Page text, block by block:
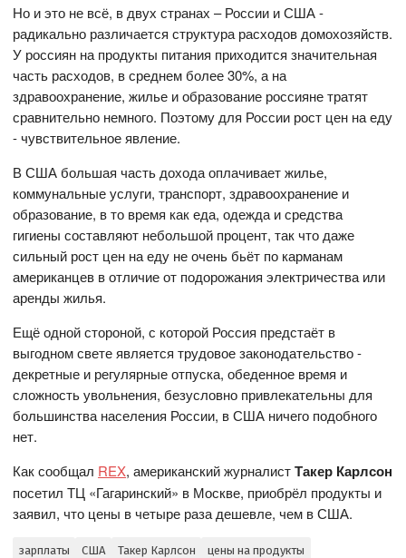
Но и это не всё, в двух странах – России и США -
радикально различается структура расходов домохозяйств.
У россиян на продукты питания приходится значительная
часть расходов, в среднем более 30%, а на
здравоохранение, жилье и образование россияне тратят
сравнительно немного. Поэтому для России рост цен на еду
- чувствительное явление.
В США большая часть дохода оплачивает жилье,
коммунальные услуги, транспорт, здравоохранение и
образование, в то время как еда, одежда и средства
гигиены составляют небольшой процент, так что даже
сильный рост цен на еду не очень бьёт по карманам
американцев в отличие от подорожания электричества или
аренды жилья.
Ещё одной стороной, с которой Россия предстаёт в
выгодном свете является трудовое законодательство -
декретные и регулярные отпуска, обеденное время и
сложность увольнения, безусловно привлекательны для
большинства населения России, в США ничего подобного
нет.
Как сообщал REX, американский журналистТакер Карлсон
посетил ТЦ «Гагаринский» в Москве, приобрёл продукты и
заявил, что цены в четыре раза дешевле, чем в США.
зарплаты США Такер Карлсон цены на продукты